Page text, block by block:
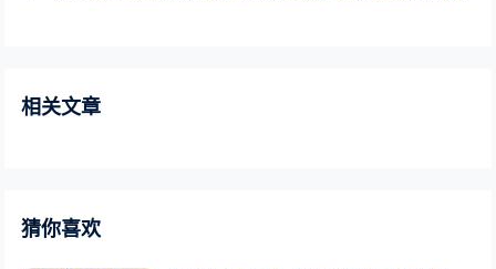
相关文章
猜你喜欢